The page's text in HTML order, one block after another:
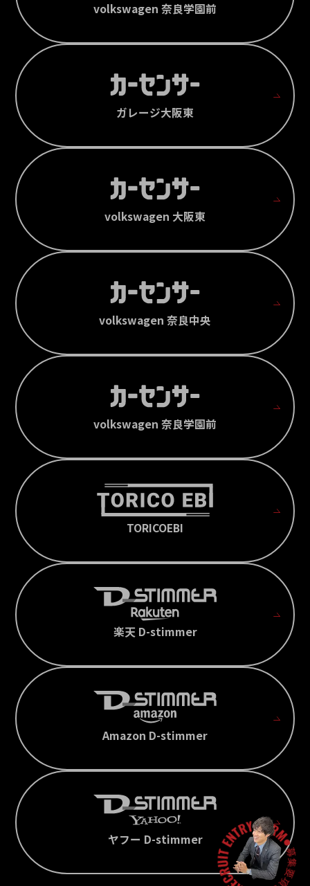
volkswagen 奈良学園前
ガレージ大阪東
volkswagen 大阪東
volkswagen 奈良中央
volkswagen 奈良学園前
TORICOEBI
楽天 D-stimmer
Amazon D-stimmer
ヤフー D-stimmer